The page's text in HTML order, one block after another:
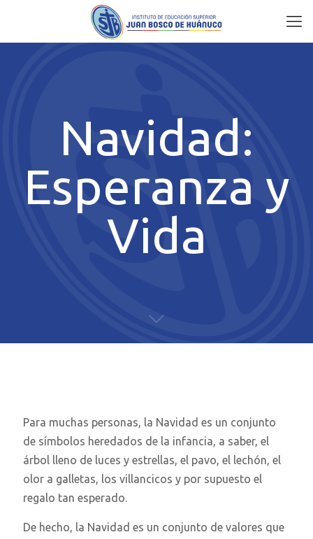
Navidad:
Esperanza y
Vida
Para muchas personas, la Navidad es un conjunto
de símbolos heredados de la infancia, a saber, el
árbol lleno de luces y estrellas, el pavo, el lechón, el
olor a galletas, los villancicos y por supuesto el
regalo tan esperado.
De hecho, la Navidad es un conjunto de valores que